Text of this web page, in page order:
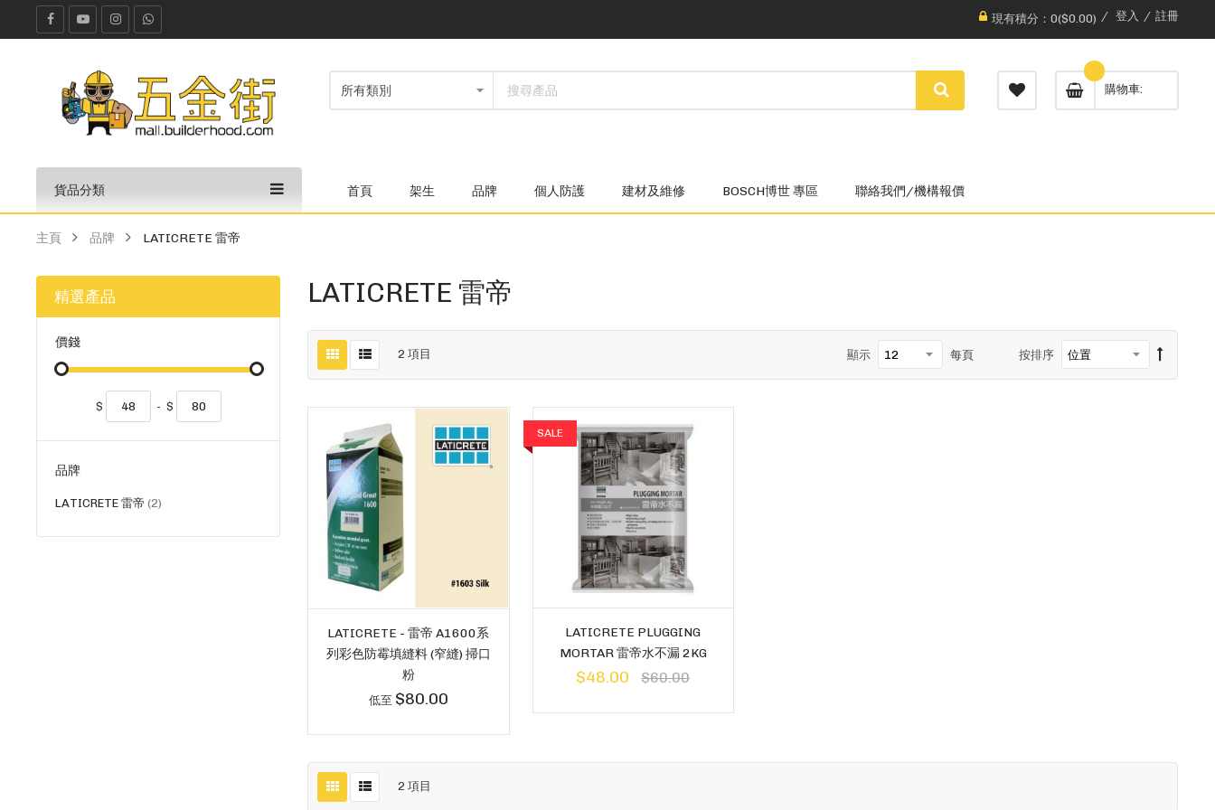
現有積分：0($0.00) 登入 註冊
購物車
貨品分類 首頁 架生 品牌 個人防護 建材及維修 BOSCH博世 專區 聯絡我們/機構報價
主頁 品牌 LATICRETE 雷帝
LATICRETE 雷帝
2 項目 按排序
顯示 每頁
LATICRETE - 雷帝 A1600系
列彩色防霉填縫料 (窄縫) 掃口
粉
低至 $80.00
SALE
LATICRETE PLUGGING
MORTAR 雷帝水不漏 2KG
$48.00 $60.00
2 項目
精選產品
價錢
$ - $
品牌
LATICRETE 雷帝 2貨